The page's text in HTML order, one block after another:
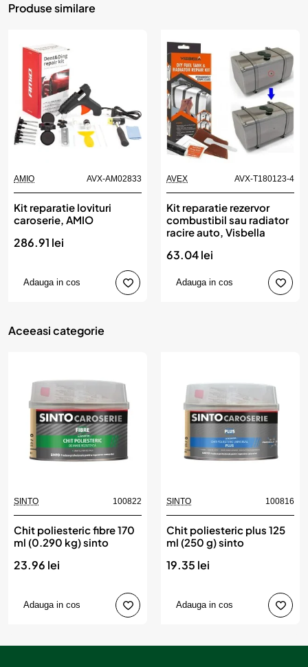
Produse similare
AMIO AVX-AM02833
Kit reparatie lovituri
caroserie, AMIO
286.91 lei
Adauga in cos
AVEX AVX-T180123-4
Kit reparatie rezervor
combustibil sau radiator
racire auto, Visbella
63.04 lei
Adauga in cos
Aceeasi categorie
SINTO 100822
Chit poliesteric fibre 170
ml (0.290 kg) sinto
23.96 lei
Adauga in cos
SINTO 100816
Chit poliesteric plus 125
ml (250 g) sinto
19.35 lei
Adauga in cos